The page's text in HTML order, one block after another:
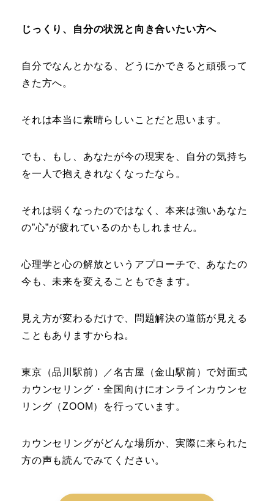
じっくり、自分の状況と向き合いたい方へ
自分でなんとかなる、どうにかできると頑張って
きた方へ。
それは本当に素晴らしいことだと思います。
でも、もし、あなたが今の現実を、自分の気持ち
を一人で抱えきれなくなったなら。
それは弱くなったのではなく、本来は強いあなた
の”心”が疲れているのかもしれません。
心理学と心の解放というアプローチで、あなたの
今も、未来を変えることもできます。
見え方が変わるだけで、問題解決の道筋が見える
こともありますからね。
東京（品川駅前）／名古屋（金山駅前）で対面式
カウンセリング・全国向けにオンラインカウンセ
リング（ZOOM）を行っています。
カウンセリングがどんな場所か、実際に来られた
方の声も読んでみてください。